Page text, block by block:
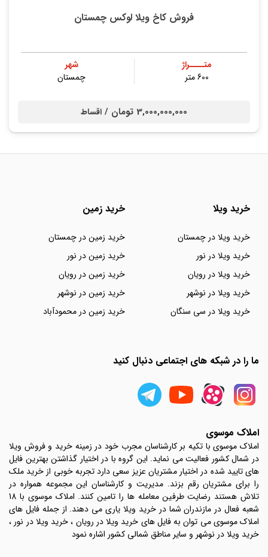
فروش کاخ ویلا لوکس چمستان
متــــراژ
600 متر
شهر
چمستان
3,000,000,000 تومان / اقساط
خرید ویلا
خرید ویلا در چمستان
خرید ویلا در نور
خرید ویلا در رویان
خرید ویلا در نوشهر
خرید ویلا در سی سنگان
خرید زمین
خرید زمین در چمستان
خرید زمین در نور
خرید زمین در رویان
خرید زمین در نوشهر
خرید زمین در محمودآباد
ما را در شبکه های اجتماعی دنبال کنید
املاک موسوی
املاک موسوی با تکیه بر کارشناسان مجرب خود در زمینه خرید و فروش ویلا
در شمال کشور فعالیت می نماید. این گروه با در اختیار گذاشتن بهترین فایل
های تایید شده در اختیار مشتریان عزیز سعی دارد تجربه خوبی از خرید ملک
را برای مشتریان رقم بزند. مدیریت و کارشناسان این مجموعه همواره در
تلاش هستند رضایت طرفین معامله ها را تامین کنند. املاک موسوی با 18
شعبه فعال در مازندران شما در خرید ویلا یاری می دهند. از جمله فایل های
املاک موسوی می توان به فایل های خرید ویلا در رویان ، خرید ویلا در نور ،
خرید ویلا در نوشهر و سایر مناطق شمالی کشور اشاره نمود